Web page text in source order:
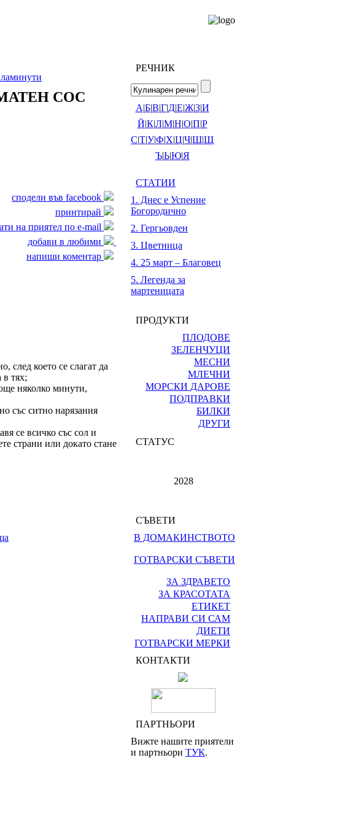
СОС
сподели във facebook
принтирай
на приятел по e-mail
добави в любими
напиши коментар
след което се слагат да
в тях;
няколко минути,
със ситно нарязания
се всичко със сол и
страни или докато стане
РЕЧНИК
А|Б|В|Г|Д|Е|Ж|З|И
Й|К|Л|М|Н|О|П|Р
С|Т|У|Ф|Х|Ц|Ч|Ш|Щ
Ъ|Ь|Ю|Я
СТАТИИ
1. Днес е Успение
Богородично
2. Гергьовден
3. Цветница
4. 25 март – Благовец
5. Легенда за
мартеницата
ПРОДУКТИ
ПЛОДОВЕ
ЗЕЛЕНЧУЦИ
МЕСНИ
МЛЕЧНИ
МОРСКИ ДАРОВЕ
ПОДПРАВКИ
БИЛКИ
ДРУГИ
СТАТУС
2028
СЪВЕТИ
В ДОМАКИНСТВОТО
ГОТВАРСКИ СЪВЕТИ
ЗА ЗДРАВЕТО
ЗА КРАСОТАТА
ЕТИКЕТ
НАПРАВИ СИ САМ
ДИЕТИ
ГОТВАРСКИ МЕРКИ
КОНТАКТИ
ПАРТНЬОРИ
Вижте нашите приятели
и партньори ТУК.